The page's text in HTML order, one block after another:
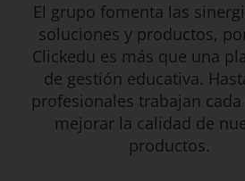
El grupo fomenta las
soluciones y productos,
Clickedu es más que una
de gestión educativa.
profesionales trabajan
mejorar la calidad de
productos.